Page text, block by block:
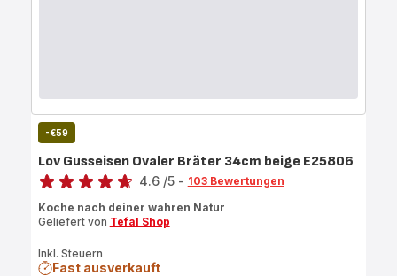
-€59
Lov Gusseisen Ovaler Bräter 34cm beige E25806
Bewertung
4.6 /5 - 103 Bewertungen
Koche nach deiner wahren Natur
Geliefert von Tefal Shop
Inkl. Steuern
Fast ausverkauft